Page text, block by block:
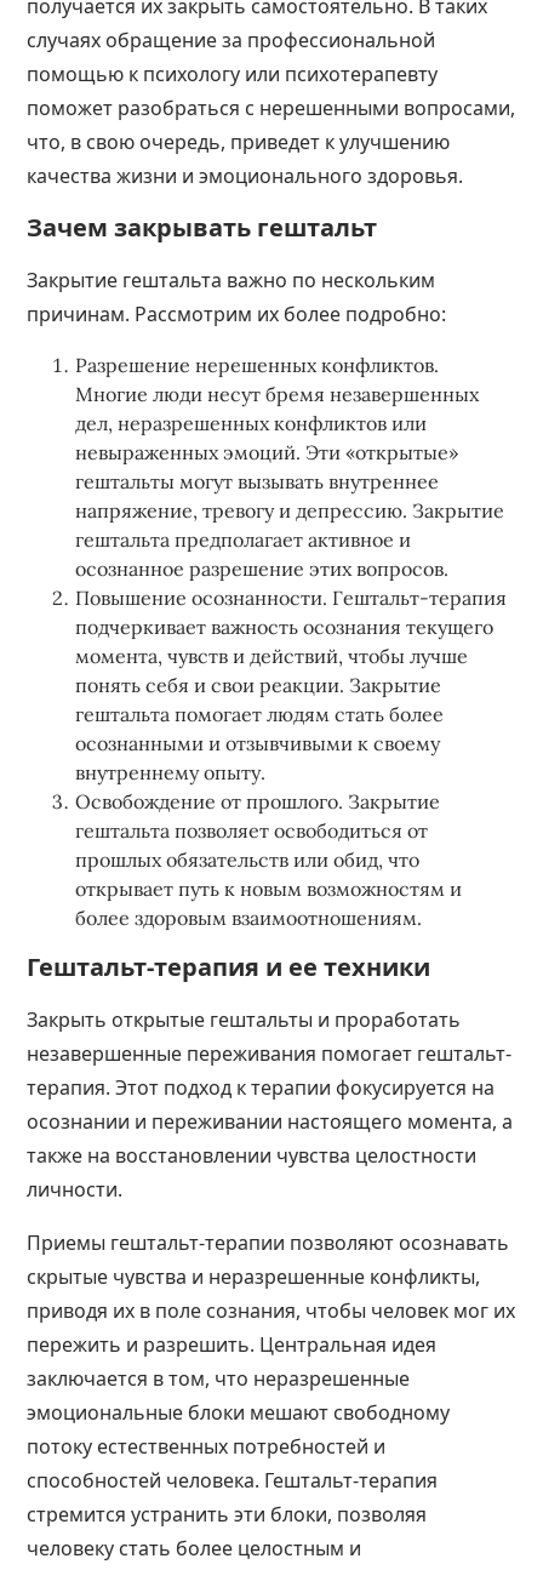
получается их закрыть самостоятельно. В таких
случаях обращение за профессиональной
помощью к психологу или психотерапевту
поможет разобраться с нерешенными вопросами,
что, в свою очередь, приведет к улучшению
качества жизни и эмоционального здоровья.
Зачем закрывать гештальт
Закрытие гештальта важно по нескольким
причинам. Рассмотрим их более подробно:
Разрешение нерешенных конфликтов.
Многие люди несут бремя незавершенных
дел, неразрешенных конфликтов или
невыраженных эмоций. Эти «открытые»
гештальты могут вызывать внутреннее
напряжение, тревогу и депрессию. Закрытие
гештальта предполагает активное и
осознанное разрешение этих вопросов.
Повышение осознанности. Гештальт-терапия
подчеркивает важность осознания текущего
момента, чувств и действий, чтобы лучше
понять себя и свои реакции. Закрытие
гештальта помогает людям стать более
осознанными и отзывчивыми к своему
внутреннему опыту.
Освобождение от прошлого. Закрытие
гештальта позволяет освободиться от
прошлых обязательств или обид, что
открывает путь к новым возможностям и
более здоровым взаимоотношениям.
Гештальт-терапия и ее техники
Закрыть открытые гештальты и проработать
незавершенные переживания помогает гештальт-
терапия. Этот подход к терапии фокусируется на
осознании и переживании настоящего момента, а
также на восстановлении чувства целостности
личности.
Приемы гештальт-терапии позволяют осознавать
скрытые чувства и неразрешенные конфликты,
приводя их в поле сознания, чтобы человек мог их
пережить и разрешить. Центральная идея
заключается в том, что неразрешенные
эмоциональные блоки мешают свободному
потоку естественных потребностей и
способностей человека. Гештальт-терапия
стремится устранить эти блоки, позволяя
человеку стать более целостным и